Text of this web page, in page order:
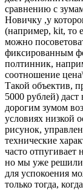
сравнению с
Новичку ,у
(например, kit, то
можно
фиксированным
полтинник,
соотношение
Такой объектив,
5000 рублей)
дорогим зумом
условиях низкой
рисунок,
технические
часто отпугивает
но мы уже решили,
для успокоения
только тогда,